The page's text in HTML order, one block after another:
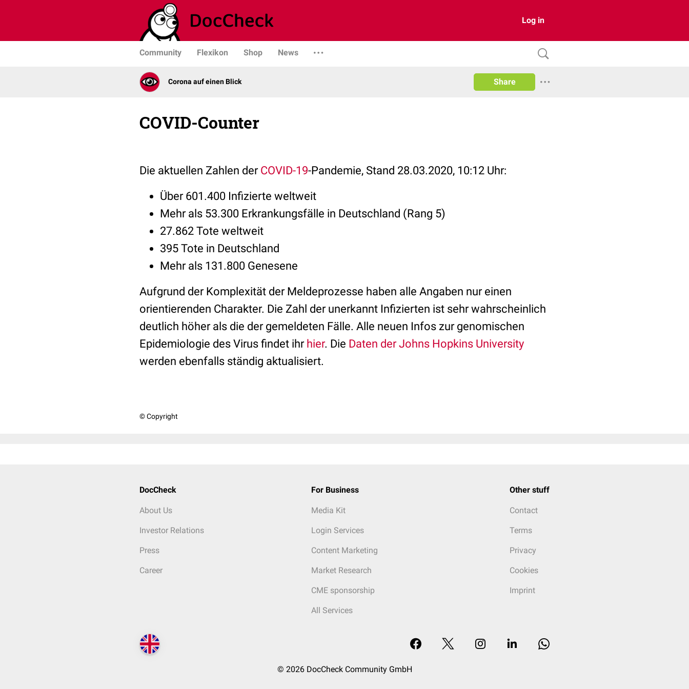
Log in
Community Flexikon Shop News
Corona auf einen Blick Share
COVID-Counter
Die aktuellen Zahlen der COVID-19-Pandemie, Stand 28.03.2020, 10:12 Uhr:
Über 601.400 Infizierte weltweit
Mehr als 53.300 Erkrankungsfälle in Deutschland (Rang 5)
27.862 Tote weltweit
395 Tote in Deutschland
Mehr als 131.800 Genesene
Aufgrund der Komplexität der Meldeprozesse haben alle Angaben nur einen
orientierenden Charakter. Die Zahl der unerkannt Infizierten ist sehr wahrscheinlich
deutlich höher als die der gemeldeten Fälle. Alle neuen Infos zur genomischen
Epidemiologie des Virus findet ihr hier. Die Daten der Johns Hopkins University
werden ebenfalls ständig aktualisiert.
© Copyright
DocCheck
About Us
Investor Relations
Press
Career
For Business
Media Kit
Login Services
Content Marketing
Market Research
CME sponsorship
All Services
Other stuff
Contact
Terms
Privacy
Cookies
Imprint
© 2026 DocCheck Community GmbH